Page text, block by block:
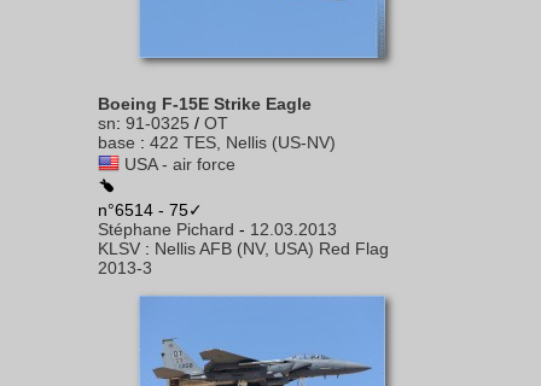
Boeing F-15E Strike Eagle
sn: 91-0325 / OT
base : 422 TES, Nellis (US-NV)
USA - air force
n°6514 - 75✓
Stéphane Pichard - 12.03.2013
KLSV : Nellis AFB (NV, USA) Red Flag
2013-3